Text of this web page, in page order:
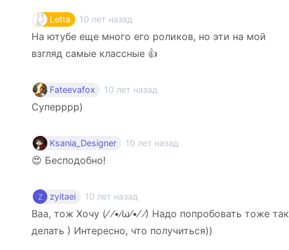
Letta 10 лет назад
На ютубе еще много его роликов, но эти на мой
взгляд самые классные 👍
Fateevafox 10 лет назад
Суперррр)
Ksania_Designer 10 лет назад
😍 Бесподобно!
zyitaei 10 лет назад
Ваа, тож Хочу (⁄ ⁄•⁄ω⁄•⁄ ⁄) Надо попробовать тоже так
делать ) Интересно, что получиться))